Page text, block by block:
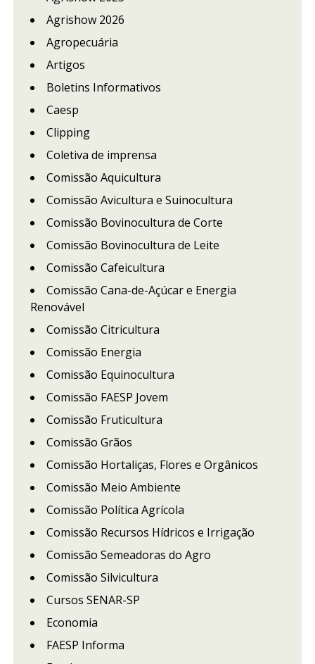
Agrishow 2026
Agropecuária
Artigos
Boletins Informativos
Caesp
Clipping
Coletiva de imprensa
Comissão Aquicultura
Comissão Avicultura e Suinocultura
Comissão Bovinocultura de Corte
Comissão Bovinocultura de Leite
Comissão Cafeicultura
Comissão Cana-de-Açúcar e Energia
Renovável
Comissão Citricultura
Comissão Energia
Comissão Equinocultura
Comissão FAESP Jovem
Comissão Fruticultura
Comissão Grãos
Comissão Hortaliças, Flores e Orgânicos
Comissão Meio Ambiente
Comissão Política Agrícola
Comissão Recursos Hídricos e Irrigação
Comissão Semeadoras do Agro
Comissão Silvicultura
Cursos SENAR-SP
Economia
FAESP Informa